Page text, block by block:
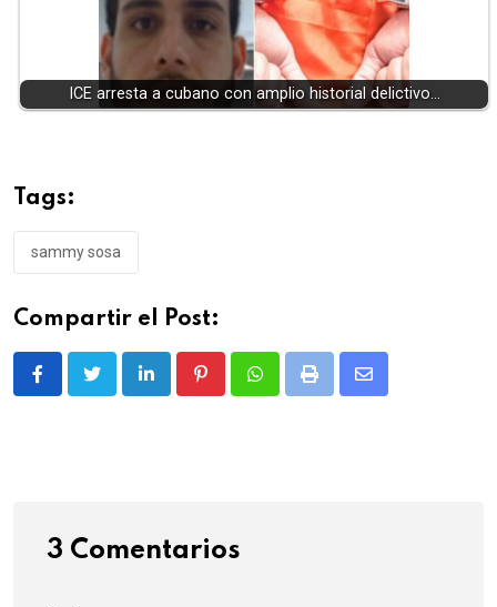
ICE arresta a cubano con amplio historial delictivo…
Tags:
sammy sosa
Compartir el Post:
LinkedIn PinterestWhatsappPrint
Share
3 Comentarios